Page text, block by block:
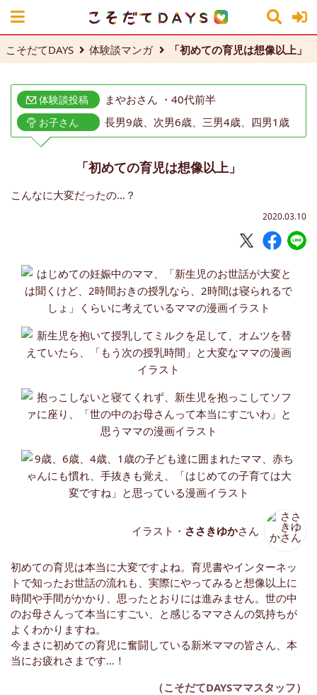
こそだてDAYS 体験談マンガ 「初めての育児は想像以上」
体験談投稿 まやおさん ・40代前半
お子さん 長男9歳、次男6歳、三男4歳、四男1歳
「初めての育児は想像以上」
こんなに大変だったの…？
2020.03.10
イラスト・ ささきゆかさん
初めての育児は本当に大変ですよね。育児書やインターネッ
トで知ったお世話の流れも、実際にやってみると想像以上に
時間や手間がかかり、思ったとおりには進みません。世の中
のお母さんって本当にすごい、と感じるママさんの気持ちが
よくわかりますね。
今まさに初めての育児に奮闘している新米ママの皆さん、本
当にお疲れさまです…！
（こそだてDAYSママスタッフ）